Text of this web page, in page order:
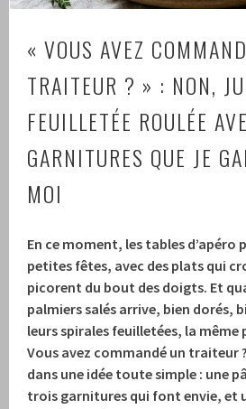
« VOUS AVEZ
TRAITEUR ? » : NON,
FEUILLETÉE ROULÉE
GARNITURES QUE JE
MOI
En ce moment, les tables d’apéro
petites fêtes, avec des plats qui
picorent du bout des doigts. Et
palmiers salés arrive, bien dorés,
leurs spirales feuilletées, la même
Vous avez commandé un traiteur
dans une idée toute simple : une
trois garnitures qui font envie, et